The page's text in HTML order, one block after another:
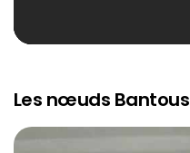
Les nœuds Bantous